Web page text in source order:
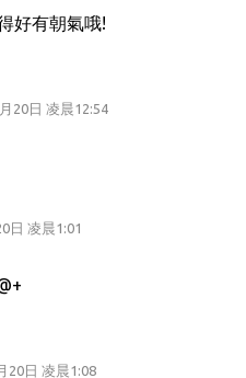
好有朝氣哦!
20日 凌晨12:54
日 凌晨1:01
20日 凌晨1:08